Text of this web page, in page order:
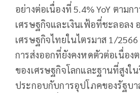
อย่างต่อเนื่องที่ 5.4% YoY ตามก
เศรษฐกิจและเงินเฟ้อที่ชะลอลง
เศรษฐกิจไทยในไตรมาส 1/
การส่งออกที่ยังคงหดตัวต่อเนื่อง
ของเศรษฐกิจโลกและฐานที่สูงใ
ประกอบกับการอุปโภคของรัฐบา